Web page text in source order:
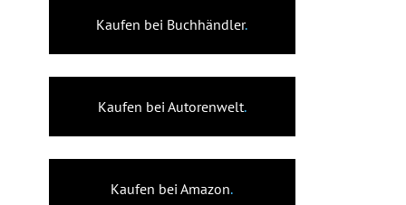
Kaufen bei Buchhändler.
Kaufen bei Autorenwelt.
Kaufen bei Amazon.